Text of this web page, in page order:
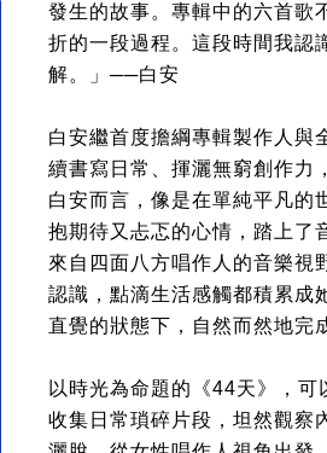
發生的故事。專輯中的六首歌
折的一段過程。這段時間我認
解。」──白安
白安繼首度擔綱專輯製作人與
續書寫日常、揮灑無窮創作
白安而言，像是在單純平凡的
抱期待又忐忑的心情，踏上了
來自四面八方唱作人的音樂視
認識，點滴生活感觸都積累成
直覺的狀態下，自然而然地完
以時光為命題的《44天》，
收集日常瑣碎片段，坦然觀察